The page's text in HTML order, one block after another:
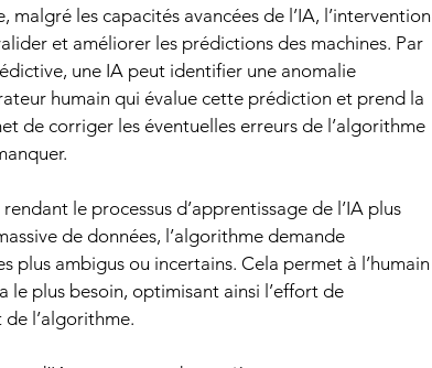
malgré les capacités avancées de l’IA, l’intervention
et améliorer les prédictions des machines. Par
une IA peut identifier une anomalie
humain qui évalue cette prédiction et prend la
de corriger les éventuelles erreurs de l’algorithme
le processus d’apprentissage de l’IA plus
de données, l’algorithme demande
plus ambigus ou incertains. Cela permet à l’humain
le plus besoin, optimisant ainsi l’effort de
l’algorithme.